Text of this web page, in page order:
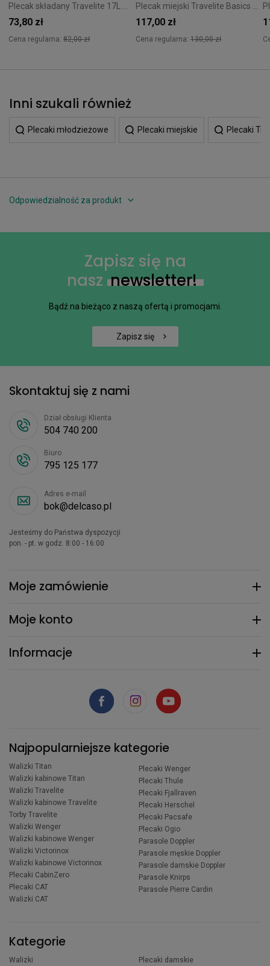
73,80 zł
Cena regularna: 82,00 zł
117,00 zł
Cena regularna: 130,00 zł
Inni szukali również
Plecaki młodzieżowe Plecaki miejskie Plecaki
Odpowiedzialność za produkt
Zapisz się na
nasz newsletter!
Bądź na bieżąco z naszą ofertą i promocjami.
Zapisz się
Moje zamówienie
Moje konto
Informacje
Skontaktuj się z nami
Dział obsługi Klienta
504 740 200
Biuro
795 125 177
Adres e-mail
bok@delcaso.pl
Jesteśmy do Państwa dyspozycji
pon. - pt. w godz. 8:00 - 16:00
Najpopularniejsze kategorie
Walizki Titan
Walizki kabinowe Titan
Walizki Travelite
Walizki kabinowe Travelite
Torby Travelite
Walizki Wenger
Walizki kabinowe Wenger
Walizki Victorinox
Walizki kabinowe Victorinox
Plecaki CabinZero
Plecaki CAT
Walizki CAT
Plecaki Wenger
Plecaki Thule
Plecaki Fjallraven
Plecaki Herschel
Plecaki Pacsafe
Plecaki Ogio
Parasole Doppler
Parasole męskie Doppler
Parasole damskie Doppler
Parasole Knirps
Parasole Pierre Cardin
Kategorie
Walizki
Plecaki damskie